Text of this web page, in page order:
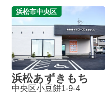
浜松市中央区
浜松あずきもち
中央区小豆餅1-9-4